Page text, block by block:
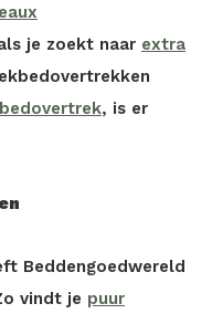
je zoekt naar extra
, is er
Beddengoedwereld
vindt je puur